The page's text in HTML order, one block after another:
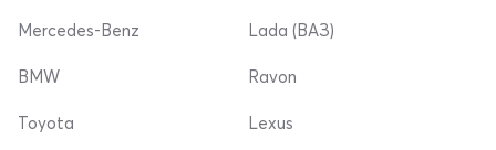
Mercedes-Benz Lada (ВАЗ)
BMW
Toyota
Ravon
Lexus